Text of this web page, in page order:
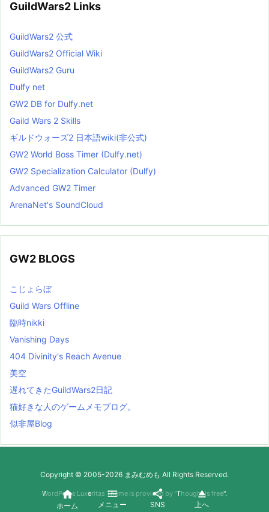
GuildWars2 Links
GuildWars2 公式
GuildWars2 Official Wiki
GuildWars2 Guru
Dulfy net
GW2 DB for Dulfy.net
Gaild Wars 2 Skills
ギルドウォーズ2 日本語wiki(非公式)
GW2 World Boss Timer (Dulfy.net)
GW2 Specialization Calculator (Dulfy)
Advanced GW2 Timer
ArenaNet's SoundCloud
GW2 BLOGS
こじょらぼ
Guild Wars Offline
臨時nikki
Vanishing Days
404 Divinity's Reach Avenue
美空
遅れてきたGuildWars2日記
猫好きな人のゲームメモブログ。
似非屋Blog
Copyright © 2005-2026 まみむめも All Rights Reserved.
WordPress Luxeritas Theme is provided by "Thought is free".

ホーム

メニュー

SNS

上へ